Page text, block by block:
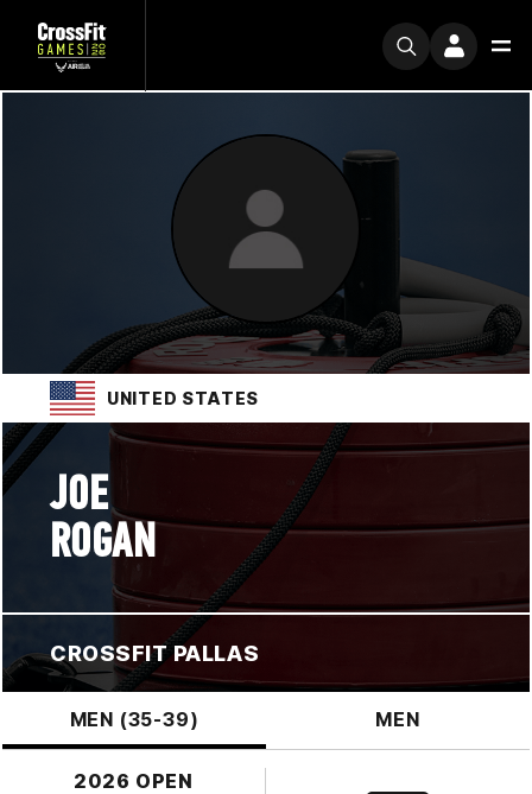
UNITED STATES
JOE
ROGAN
CROSSFIT PALLAS
MEN (35-39) MEN
2026 OPEN